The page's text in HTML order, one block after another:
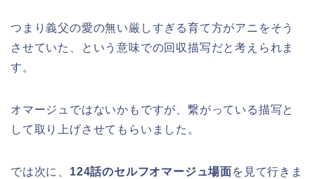
つまり義父の愛の無い厳しすぎる育て方がアニをそう
させていた、という意味での回収描写だと考えられま
す。
オマージュではないかもですが、繋がっている描写と
して取り上げさせてもらいました。
では次に、 124話のセルフオマージュ場面を見て行きま